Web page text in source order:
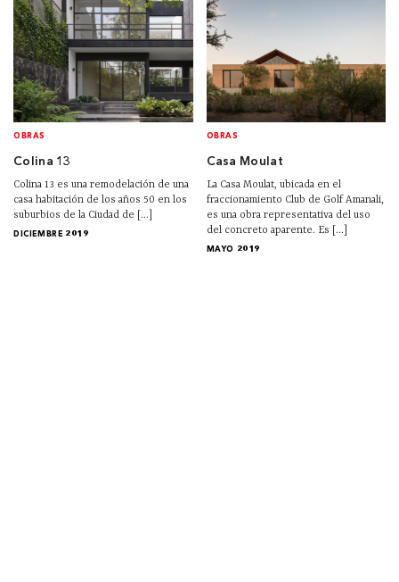
OBRAS
Colina 13
Colina 13 es una remodelación de una
casa habitación de los años 50 en los
suburbios de la Ciudad de [...]
DICIEMBRE 2019
OBRAS
Casa Moulat
La Casa Moulat, ubicada en el
fraccionamiento Club de Golf Amanali,
es una obra representativa del uso
del concreto aparente. Es [...]
MAYO 2019